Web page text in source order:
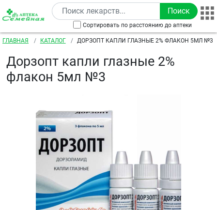
Перейти к основному содержанию
Сортировать по расстоянию до аптеки
Строка навигации
ГЛАВНАЯ КАТАЛОГ ДОРЗОПТ КАПЛИ ГЛАЗНЫЕ 2% ФЛАКОН 5МЛ №3
Дорзопт капли глазные 2%
флакон 5мл №3